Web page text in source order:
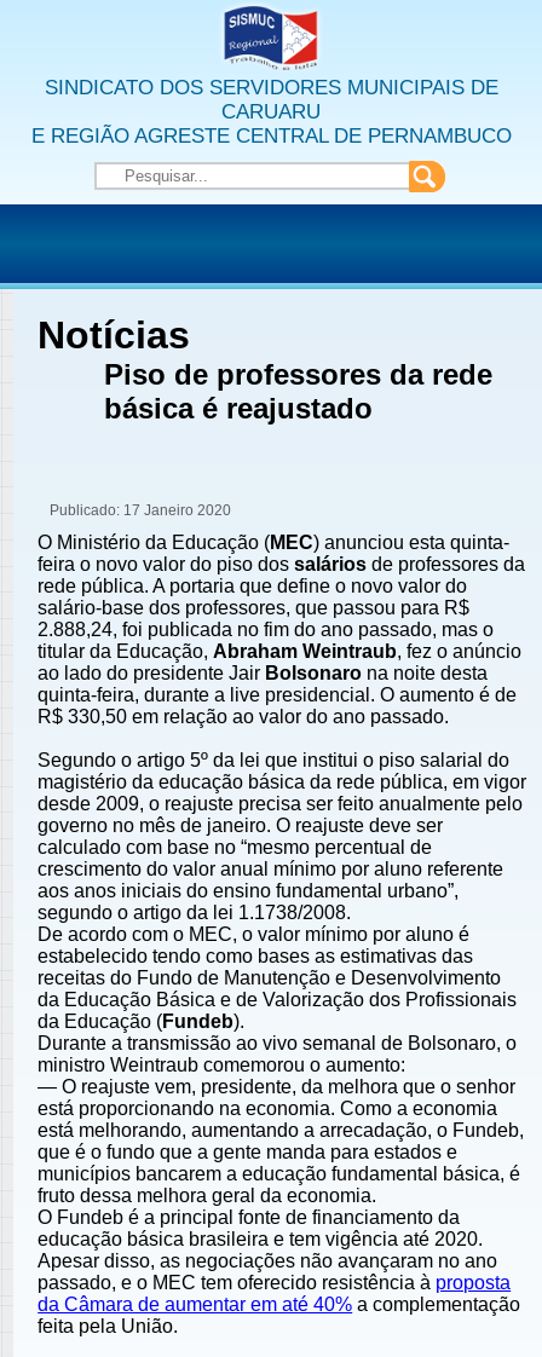
SINDICATO DOS SERVIDORES MUNICIPAIS DE
CARUARU
E REGIÃO AGRESTE CENTRAL DE PERNAMBUCO
Notícias
Piso de professores da rede
básica é reajustado
Publicado: 17 Janeiro 2020
O Ministério da Educação (MEC) anunciou esta quinta-
feira o novo valor do piso dossalários de professores da
rede pública. A portaria que define o novo valor do
salário-base dos professores, que passou para R$
2.888,24, foi publicada no fim do ano passado, mas o
titular da Educação,Abraham Weintraub, fez o anúncio
ao lado do presidente Jair Bolsonaro na noite desta
quinta-feira, durante a live presidencial. O aumento é de
R$ 330,50 em relação ao valor do ano passado.
Segundo o artigo 5º da lei que institui o piso salarial do
magistério da educação básica da rede pública, em vigor
desde 2009, o reajuste precisa ser feito anualmente pelo
governo no mês de janeiro. O reajuste deve ser
calculado com base no “mesmo percentual de
crescimento do valor anual mínimo por aluno referente
aos anos iniciais do ensino fundamental urbano”,
segundo o artigo da lei 1.1738/2008.
De acordo com o MEC, o valor mínimo por aluno é
estabelecido tendo como bases as estimativas das
receitas do Fundo de Manutenção e Desenvolvimento
da Educação Básica e de Valorização dos Profissionais
da Educação (Fundeb).
Durante a transmissão ao vivo semanal de Bolsonaro, o
ministro Weintraub comemorou o aumento:
— O reajuste vem, presidente, da melhora que o senhor
está proporcionando na economia. Como a economia
está melhorando, aumentando a arrecadação, o Fundeb,
que é o fundo que a gente manda para estados e
municípios bancarem a educação fundamental básica, é
fruto dessa melhora geral da economia.
O Fundeb é a principal fonte de financiamento da
educação básica brasileira e tem vigência até 2020.
Apesar disso, as negociações não avançaram no ano
passado, e o MEC tem oferecido resistência à proposta
da Câmara de aumentar em até 40% a complementação
feita pela União.